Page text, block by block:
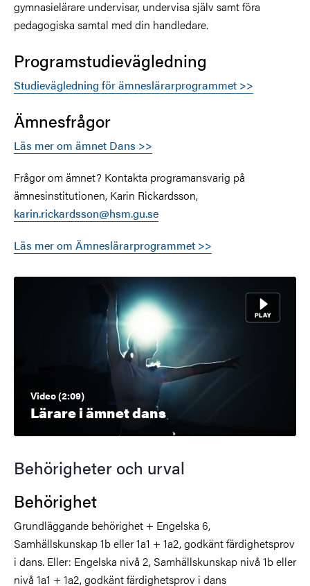
gymnasielärare undervisar, undervisa själv samt föra
pedagogiska samtal med din handledare.
Programstudievägledning
Studievägledning för ämneslärarprogrammet >>
Ämnesfrågor
Läs mer om ämnet Dans >>
Frågor om ämnet? Kontakta programansvarig på
ämnesinstitutionen, Karin Rickardsson,
karin.rickardsson@hsm.gu.se
Läs mer om Ämneslärarprogrammet >>
Video (2:09)
Lärare i ämnet dans
Behörigheter och urval
Behörighet
Grundläggande behörighet + Engelska 6,
Samhällskunskap 1b eller 1a1 + 1a2, godkänt färdighetsprov
i dans. Eller: Engelska nivå 2, Samhällskunskap nivå 1b eller
nivå 1a1 + 1a2, godkänt färdighetsprov i dans